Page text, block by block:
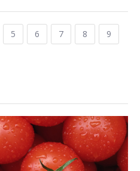
5 6 7 8
9